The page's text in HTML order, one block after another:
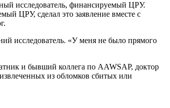
исследователь, финансируемый ЦРУ.
ЦРУ, сделал это заявление вместе с
исследователь. «У меня не было прямого
и бывший коллега по AAWSAP, доктор
из обломков сбитых или